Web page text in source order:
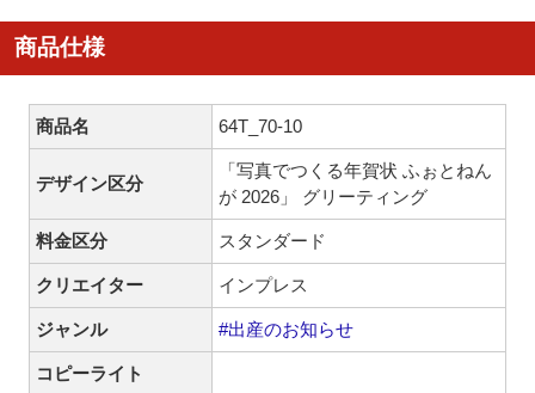
商品仕様
商品名 64T_70-10
デザイン区分
「写真でつくる年賀状 ふぉとねん
が 2026」 グリーティング
料金区分 スタンダード
クリエイター インプレス
ジャンル #出産のお知らせ
コピーライト